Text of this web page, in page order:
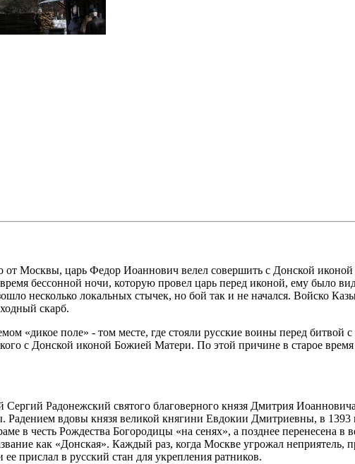
Москвы, царь Федор Иоаннович велел совершить с Донской иконой
бессонной ночи, которую провел царь перед иконой, ему было
несколько локальных стычек, но бой так и не начался. Войско
скарб.
«дикое поле» - том месте, где стояли русские воины перед битвой
с Донской иконой Божией Матери. По этой причине в старое
Радонежский святого благоверного князя Дмитрия
Радением вдовы князя великой княгини Евдокии Дмитриевны, в
в честь Рождества Богородицы «на сенях», а позднее перенесена
как «Донская». Каждый раз, когда Москве угрожал
прислал в русский стан для укрепления ратников.